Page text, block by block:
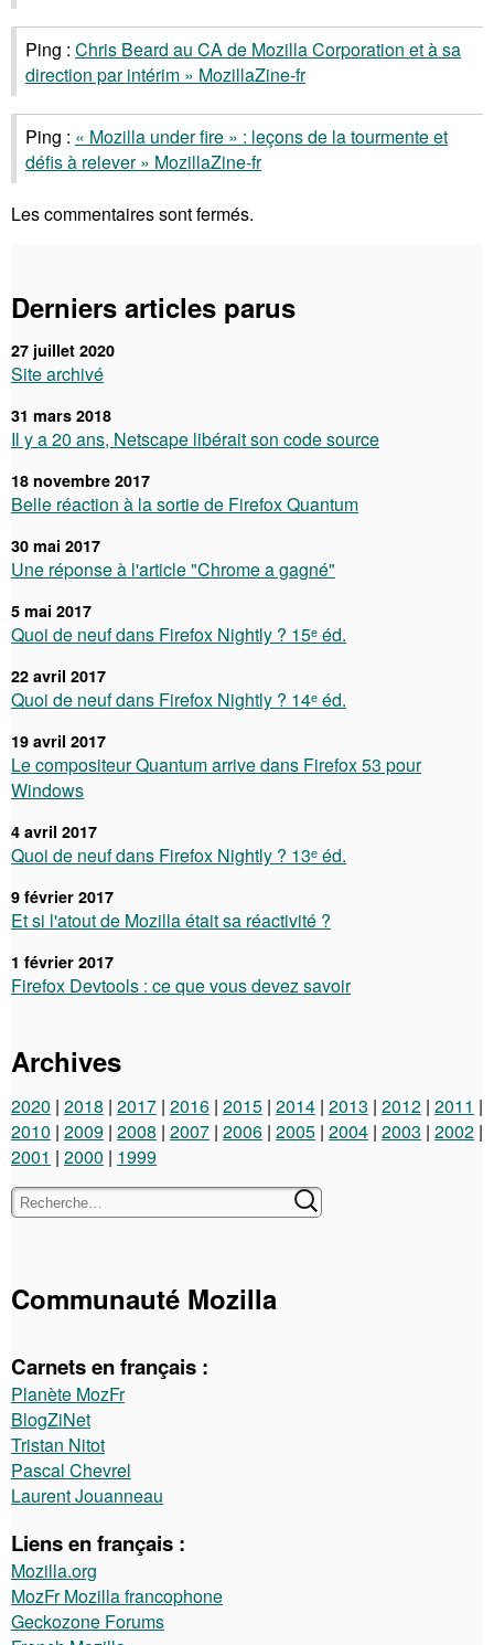
Ping : Chris Beard au CA de Mozilla Corporation et à sa
direction par intérim » MozillaZine-fr
Ping : « Mozilla under fire » : leçons de la tourmente et
défis à relever » MozillaZine-fr
Les commentaires sont fermés.
Derniers articles parus
27 juillet 2020
Site archivé
31 mars 2018
Il y a 20 ans, Netscape libérait son code source
18 novembre 2017
Belle réaction à la sortie de Firefox Quantum
30 mai 2017
Une réponse à l'article "Chrome a gagné"
5 mai 2017
Quoi de neuf dans Firefox Nightly ? 15ᵉ éd.
22 avril 2017
Quoi de neuf dans Firefox Nightly ? 14ᵉ éd.
19 avril 2017
Le compositeur Quantum arrive dans Firefox 53 pour
Windows
4 avril 2017
Quoi de neuf dans Firefox Nightly ? 13ᵉ éd.
9 février 2017
Et si l'atout de Mozilla était sa réactivité ?
1 février 2017
Firefox Devtools : ce que vous devez savoir
Archives
2020 2018 2017 2016 2015 2014 2013 2012 2011
2010 2009 2008 2007 2006 2005 2004 2003 2002
2001
2000 1999
Communauté Mozilla
Carnets en français :
Planète MozFr
BlogZiNet
Tristan Nitot
Pascal Chevrel
Laurent Jouanneau
Liens en français :
Mozilla.org
MozFr Mozilla francophone
Geckozone Forums